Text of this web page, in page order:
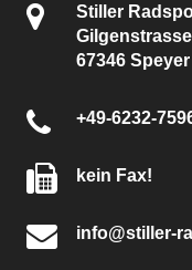
Stiller
67346 Speyer
+49-6232-
kein Fax!
info@stiller-